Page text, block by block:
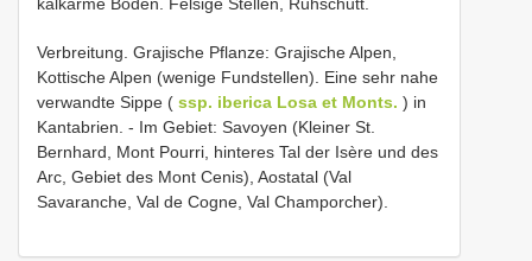
Verbreitung. Grajische Pflanze: Grajische Alpen,
Kottische Alpen (wenige Fundstellen). Eine sehr nahe
verwandte Sippe ( ssp. iberica Losa et Monts. ) in
Kantabrien. - Im Gebiet: Savoyen (Kleiner St.
Bernhard, Mont Pourri, hinteres Tal der Isère und des
Arc, Gebiet des Mont Cenis), Aostatal (Val
Savaranche, Val de Cogne, Val Champorcher).